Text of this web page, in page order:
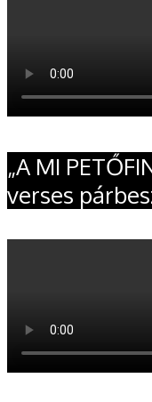
„A MI
verses